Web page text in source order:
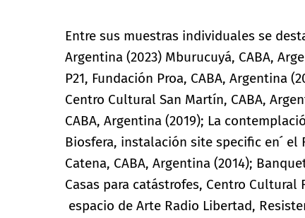
Entre sus muestras individuales se
Argentina (2023) Mburucuyá, CABA,
P21, Fundación Proa, CABA, Argentina
Centro Cultural San Martín, CABA,
CABA, Argentina (2019); La
Biosfera, instalación site specific en ́ el
Catena, CABA, Argentina (2014);
Casas para catástrofes, Centro Cultural
espacio de Arte Radio Libertad,